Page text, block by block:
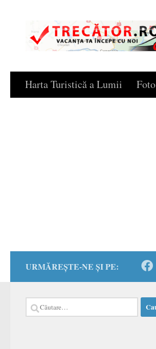
Skip to content
Harta Turistică a Lumii Foto
URMĂREȘTE-NE ȘI PE:
Caută
după: